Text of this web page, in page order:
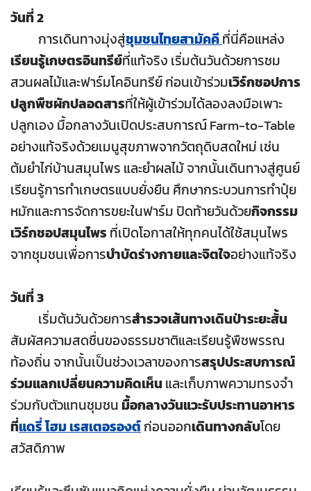
วันที่ 2
การเดินทางมุ่งสู่ชุมชนไทยสามัคคีที่นี่คือแหล่ง
เรียนรู้เกษตรอินทรีย์ที่แท้จริง เริ่มต้นวันด้วยการชม
สวนผลไม้และฟาร์มโคอินทรีย์ ก่อนเข้าร่วมเวิร์กชอปการ
ปลูกพืชผักปลอดสารที่ให้ผู้เข้าร่วมได้ลองลงมือเพาะ
ปลูกเอง มื้อกลางวันเปิดประสบการณ์ Farm-to-Table
อย่างแท้จริงด้วยเมนูสุขภาพจากวัตถุดิบสดใหม่ เช่น
ต้มยำไก่บ้านสมุนไพร และยำผลไม้ จากนั้นเดินทางสู่ศูนย์
เรียนรู้การทำเกษตรแบบยั่งยืน ศึกษากระบวนการทำปุ๋ย
หมักและการจัดการขยะในฟาร์ม ปิดท้ายวันด้วยกิจกรรม
เวิร์กชอปสมุนไพร ที่เปิดโอกาสให้ทุกคนได้ใช้สมุนไพร
จากชุมชนเพื่อการบำบัดร่างกายและจิตใจอย่างแท้จริง
วันที่ 3
เริ่มต้นวันด้วยการสำรวจเส้นทางเดินป่าระยะสั้น
สัมผัสความสดชื่นของธรรมชาติและเรียนรู้พืชพรรณ
ท้องถิ่น จากนั้นเป็นช่วงเวลาของการสรุปประสบการณ์
ร่วมแลกเปลี่ยนความคิดเห็นและเก็บภาพความทรงจำ
ร่วมกับตัวแทนชุมชนมื้อกลางวันแวะรับประทานอาหาร
ที่แดรี่ โฮม เรสเตอรองต์ก่อนออกเดินทางกลับโดย
สวัสดิภาพ